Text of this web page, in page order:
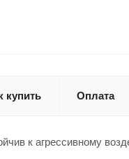
купить Оплата
к агрессивному